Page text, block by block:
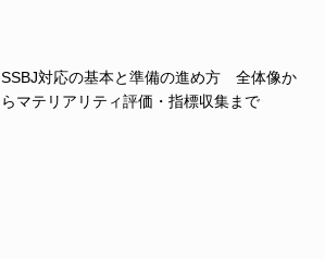
SSBJ対応の基本と準備の進め方 全体像か
らマテリアリティ評価・指標収集まで